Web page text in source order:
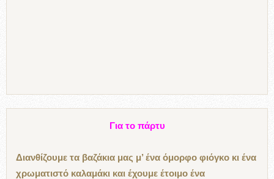
Για το πάρτυ
Διανθίζουμε τα βαζάκια μας μ’ ένα όμορφο φιόγκο κι ένα
χρωματιστό καλαμάκι και έχουμε έτοιμο ένα